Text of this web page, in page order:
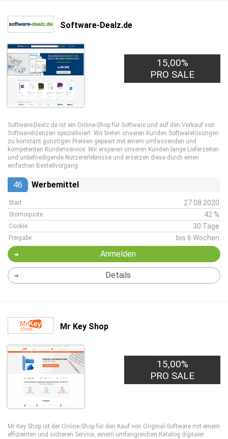
Software-Dealz.de
15,00%
PRO SALE
Software-Dealz.de ist ein Online-Shop für Software und auf den Verkauf von
Softwarelizenzen spezialisiert. Wir bieten unseren Kunden Softwarelösungen
zu konstant günstigen Preisen gepaart mit einem umfassenden und
kompetenten Kundenservice. Wir ersparen unseren Kunden lange Lieferzeiten
und unbefriedigende Nutzererlebnisse und ersetzen diese durch einen
einfachen Bestellvorgang.
46 Werbemittel
Start 27.08.2020
Stornoquote 42 %
Cookie 30 Tage
Freigabe bis 6 Wochen
Anmelden
Details
Mr Key Shop
15,00%
PRO SALE
Mr Key Shop ist der Online-Shop für den Kauf von Original-Software mit einem
effizienten und sicheren Service, einem umfangreichen Katalog digitaler